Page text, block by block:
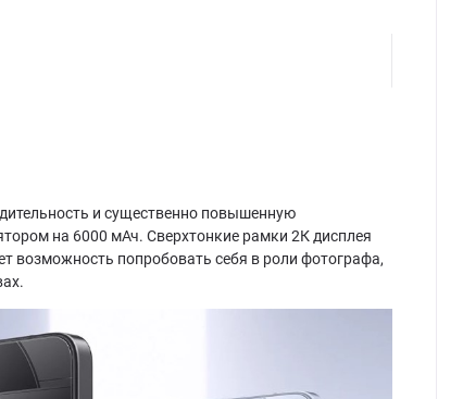
и существенно повышенную
на 6000 мАч. Сверхтонкие рамки 2К дисплея
возможность попробовать себя в роли фотографа,